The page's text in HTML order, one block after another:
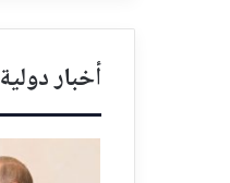
أخبار دولية